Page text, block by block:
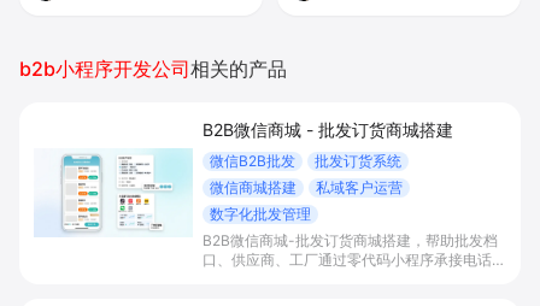
b2b小程序开发公司相关的产品
B2B微信商城 - 批发订货商城搭建
微信B2B批发
批发订货系统
微信商城搭建
私域客户运营
数字化批发管理
B2B微信商城-批发订货商城搭建，帮助批发档
口、供应商、工厂通过零代码小程序承接电话/